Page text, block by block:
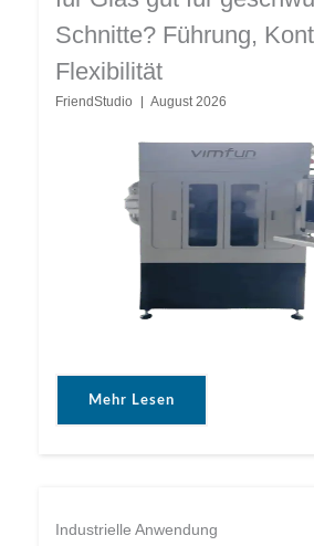
Schnitte? Führung,
Flexibilität
FriendStudio August 2026
Mehr Lesen
Industrielle Anwendung